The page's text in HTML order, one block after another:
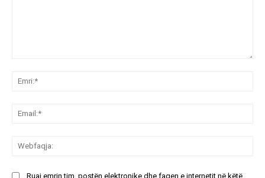
Ruaj emrin tim, postën elektronike dhe faqen e internetit në këtë